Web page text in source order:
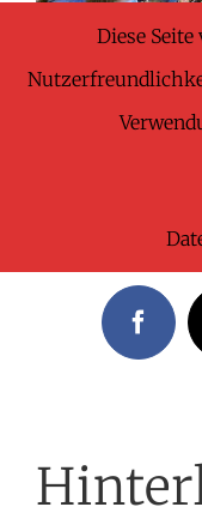
Share
Diese